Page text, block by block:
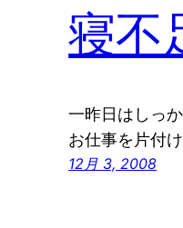
寝不
一昨日はしっ
お仕事を片付
12月 3, 2008